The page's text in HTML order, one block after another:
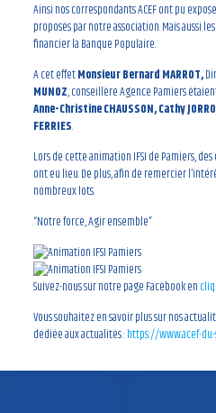
Ainsi nos correspondants ACEF ont pu
proposés par notre association. Mais aussi
financier la Banque Populaire.
A cet effetMonsieur Bernard MARROT,
MUNOZ, conseillère Agence Pamiers
Anne-Christine CHAUSSON, Cathy
FERRIES.
Lors de cette animation IFSI de Pamiers,
ont eu lieu. De plus, afin de remercier
nombreux lots.
“Notre force, Agir ensemble”
Suivez-nous sur notre page Facebook en
Vous souhaitez en savoir plus sur nos
dédiée aux actualités : https://www.acef-